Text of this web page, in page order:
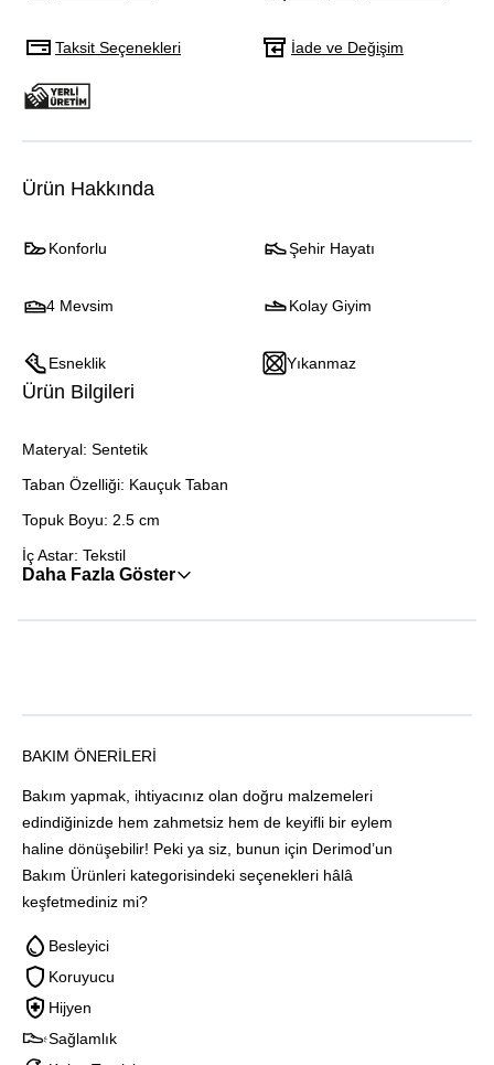
Taksit Seçenekleri İade ve Değişim
Ürün Hakkında
Konforlu Şehir Hayatı
4 Mevsim Kolay Giyim
Esneklik Yıkanmaz
Ürün Bilgileri
Materyal: Sentetik
Taban Özelliği: Kauçuk Taban
Topuk Boyu: 2.5 cm
İç Astar: Tekstil
Daha Fazla Göster
BAKIM ÖNERILERI
Bakım yapmak, ihtiyacınız olan doğru malzemeleri
edindiğinizde hem zahmetsiz hem de keyifli bir eylem
haline dönüşebilir! Peki ya siz, bunun için Derimod’un
Bakım Ürünleri kategorisindeki seçenekleri hâlâ
keşfetmediniz mi?
Besleyici
Koruyucu
Hijyen
Sağlamlık